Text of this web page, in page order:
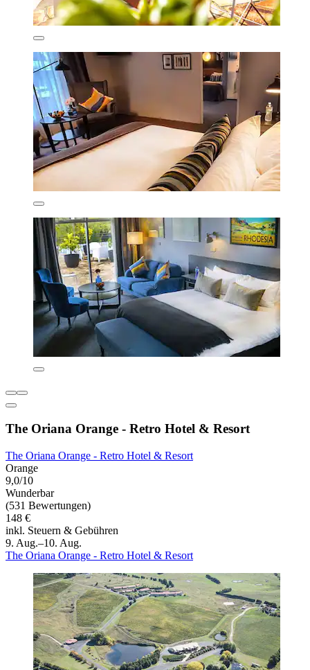
The Oriana Orange - Retro Hotel & Resort
The Oriana Orange - Retro Hotel & Resort
Orange
9,0/10
Wunderbar
(531 Bewertungen)
148 €
inkl. Steuern & Gebühren
9. Aug.–10. Aug.
The Oriana Orange - Retro Hotel & Resort